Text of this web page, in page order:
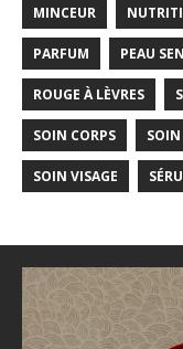
MINCEUR
PARFUM PEAU
ROUGE À LÈVRES
SOIN CORPS
SOIN VISAGE